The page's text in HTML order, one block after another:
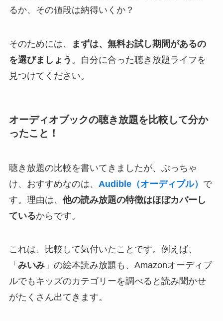
るか、その値段は納得いくか？
そのためには、
まずは、無料お試し期間があるの
を選びましょう 。自分に合った聴き放題ライフを
見つけてください。
オーディオブックの聴き放題を比較して分か
ったこと！
聴き放題の比較を書いてきましたが、ぶっちゃ
け、おすすめなのは、 Audible（オーディブル） で
す。理由は、 他の読み放題の特徴はほぼカバーし
ているからです。
これは、比較して気付いたことです。例えば、
「 みいみ」の絵本読み放題も、Amazonオーディブ
ルでもキッズのカテゴリーを調べると読み聞かせ
がたくさん出てきます。